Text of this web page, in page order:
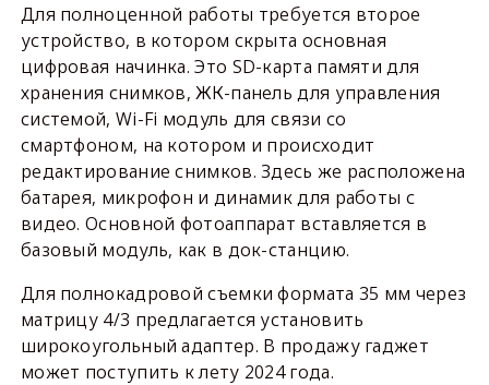
Для полноценной работы требуется второе
устройство, в котором скрыта основная
цифровая начинка. Это SD-карта памяти для
хранения снимков, ЖК-панель для управления
системой, Wi-Fi модуль для связи со
смартфоном, на котором и происходит
редактирование снимков. Здесь же расположена
батарея, микрофон и динамик для работы с
видео. Основной фотоаппарат вставляется в
базовый модуль, как в док-станцию.
Для полнокадровой съемки формата 35 мм через
матрицу 4/3 предлагается установить
широкоугольный адаптер. В продажу гаджет
может поступить к лету 2024 года.